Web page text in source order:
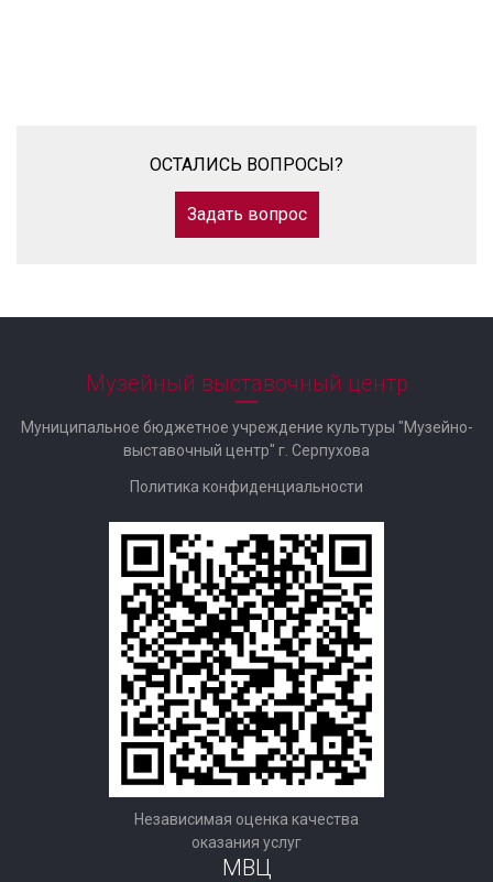
ОСТАЛИСЬ ВОПРОСЫ?
Задать вопрос
Музейный выставочный центр
Муниципальное бюджетное учреждение культуры "Музейно-
выставочный центр" г. Серпухова
Политика конфиденциальности
Независимая оценка качества
оказания услуг
МВЦ